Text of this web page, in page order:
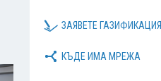
ЗАЯВЕТЕ ГАЗИФИКАЦИЯ
КЪДЕ ИМА МРЕЖА